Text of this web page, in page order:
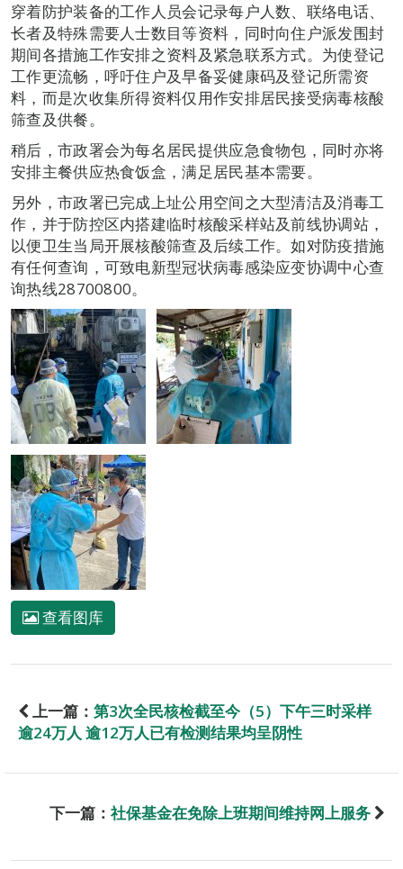
穿着防护装备的工作人员会记录每户人数、联络电话、
长者及特殊需要人士数目等资料，同时向住户派发围封
期间各措施工作安排之资料及紧急联系方式。为使登记
工作更流畅，呼吁住户及早备妥健康码及登记所需资
料，而是次收集所得资料仅用作安排居民接受病毒核酸
筛查及供餐。
稍后，市政署会为每名居民提供应急食物包，同时亦将
安排主餐供应热食饭盒，满足居民基本需要。
另外，市政署已完成上址公用空间之大型清洁及消毒工
作，并于防控区内搭建临时核酸采样站及前线协调站，
以便卫生当局开展核酸筛查及后续工作。如对防疫措施
有任何查询，可致电新型冠状病毒感染应变协调中心查
询热线28700800。
查看图库
上一篇： 第3次全民核检截至今（5）下午三时采样
逾24万人 逾12万人已有检测结果均呈阴性
下一篇： 社保基金在免除上班期间维持网上服务